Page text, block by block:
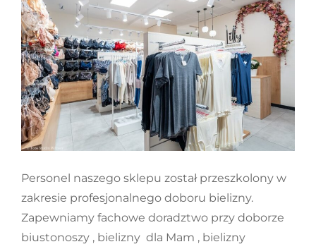
Personel naszego sklepu został przeszkolony w
zakresie profesjonalnego doboru bielizny.
Zapewniamy fachowe doradztwo przy doborze
biustonoszy , bielizny dla Mam , bielizny